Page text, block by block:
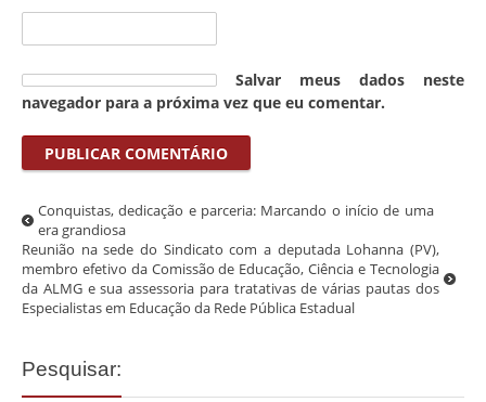
Salvar meus dados neste
navegador para a próxima vez que eu comentar.
Conquistas, dedicação e parceria: Marcando o início de uma
era grandiosa
Reunião na sede do Sindicato com a deputada Lohanna (PV),
membro efetivo da Comissão de Educação, Ciência e Tecnologia
da ALMG e sua assessoria para tratativas de várias pautas dos
Especialistas em Educação da Rede Pública Estadual
Pesquisar: